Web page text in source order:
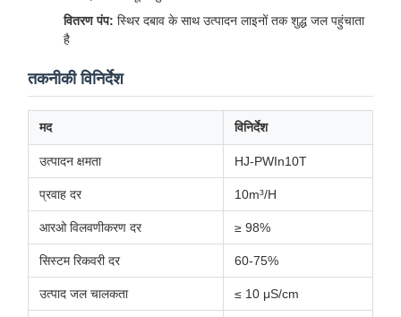
वितरण पंप: स्थिर दबाव के साथ उत्पादन लाइनों तक शुद्ध जल पहुंचाता
है
तकनीकी विनिर्देश
मद विनिर्देश
उत्पादन क्षमता HJ-PWIn10T
प्रवाह दर 10m³/H
आरओ विलवणीकरण दर ≥ 98%
सिस्टम रिकवरी दर 60-75%
उत्पाद जल चालकता ≤ 10 μS/cm